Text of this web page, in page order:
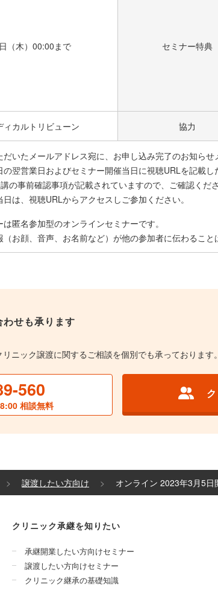
（木）00:00まで セミナー特典
ィカルトリビューン 協力
だいたメールアドレス宛に、お申し込み完了のお知らせ
の翌営業日およびセミナー開催当日に視聴URLを記載し
講の事前確認事項が記載されていますので、ご確認くださ
日は、視聴URLからアクセスしご参加ください。
匿名参加型のオンラインセミナーです。
（お顔、音声、お名前など）が他の参加者に伝わること
せも承ります
ニック譲渡に関するご相談を個別でも承っております
560
相談無料
譲渡したい方向け オンライン 2023年3月5
クリニック承継を知りたい
承継開業したい方向けセミナー
譲渡したい方向けセミナー
クリニック継承の基礎知識